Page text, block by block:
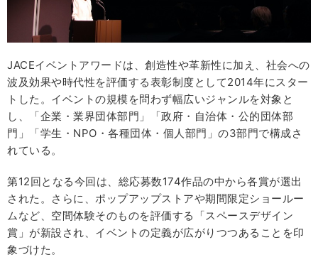
JACEイベントアワードは、創造性や革新性に加え、社会への
波及効果や時代性を評価する表彰制度として2014年にスター
トした。イベントの規模を問わず幅広いジャンルを対象と
し、「企業・業界団体部門」「政府・自治体・公的団体部
門」「学生・NPO・各種団体・個人部門」の3部門で構成さ
れている。
第12回となる今回は、総応募数174作品の中から各賞が選出
された。さらに、ポップアップストアや期間限定ショールー
ムなど、空間体験そのものを評価する「スペースデザイン
賞」が新設され、イベントの定義が広がりつつあることを印
象づけた。